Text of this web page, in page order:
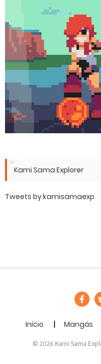
Kami Sama Explorer
Tweets by kamisamaexp
Início Mangás
© 2026 Kami Sama